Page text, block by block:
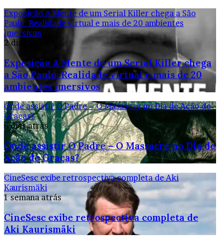
Exposição A Mente de um Serial Killer chega a São
Paulo: Realidade virtual e mais de 20 ambientes
imersivos
2 dias atrás
Exposição A Mente de um Serial Killer chega
a São Paulo: Realidade virtual e mais de 20
ambientes imersivos
Onde assistir O Padre – O Massacre no Dia de Ação de
Graças?
5 dias atrás
Onde assistir O Padre – O Massacre no Dia de
Ação de Graças?
CineSesc exibe retrospectiva completa de Aki
Kaurismäki
1 semana atrás
CineSesc exibe retrospectiva completa de
Aki Kaurismäki